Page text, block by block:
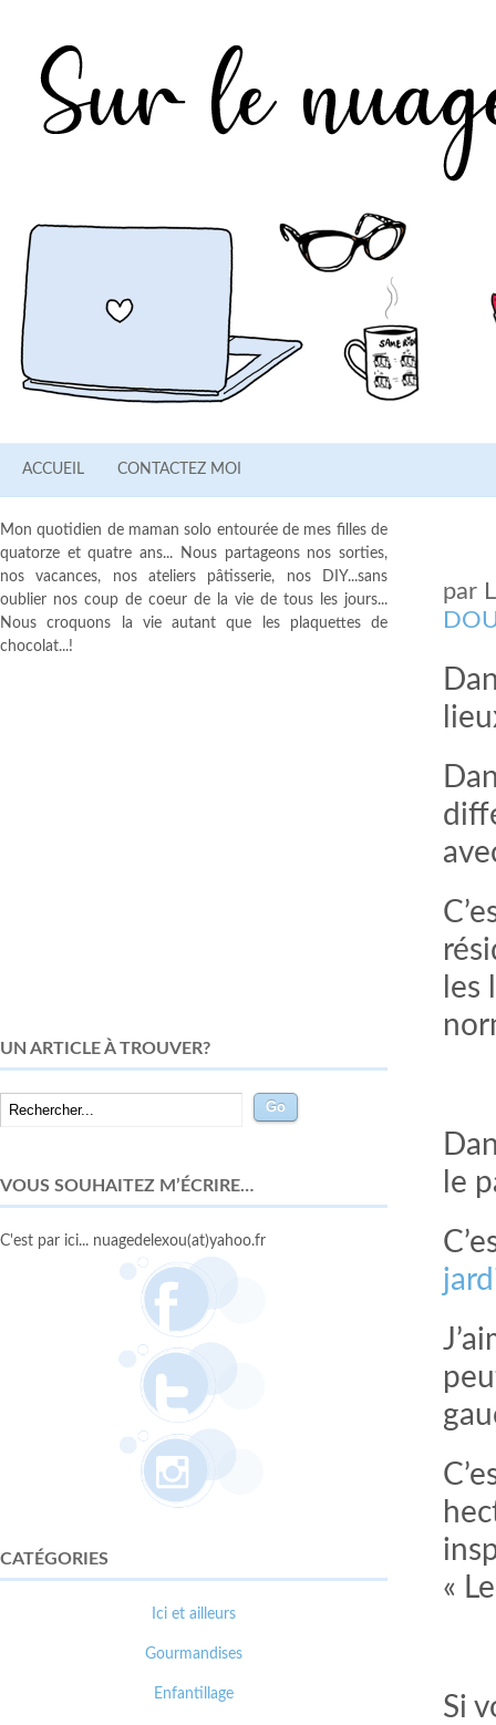
ACCUEIL CONTACTEZ MOI
par
le
«
Si
Mon quotidien de maman solo entourée de mes filles de
quatorze et quatre ans... Nous partageons nos sorties,
nos vacances, nos ateliers pâtisserie, nos DIY...sans
oublier nos coup de coeur de la vie de tous les jours...
Nous croquons la vie autant que les plaquettes de
chocolat...!
UN ARTICLE À TROUVER?
VOUS SOUHAITEZ M’ÉCRIRE…
C'est par ici... nuagedelexou(at)yahoo.fr
CATÉGORIES
Ici et ailleurs
Gourmandises
Enfantillage